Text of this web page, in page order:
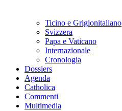
Ticino e Grigionitaliano
Svizzera
Papa e Vaticano
Internazionale
Cronologia
Dossiers
Agenda
Catholica
Commenti
Multimedia